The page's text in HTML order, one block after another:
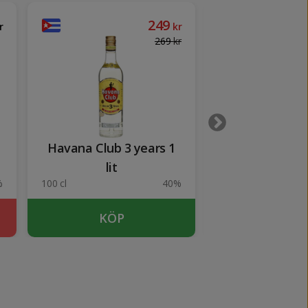
249 kr
269kr
Havana Club 3 years 1
lit
100 cl 40%
KÖP